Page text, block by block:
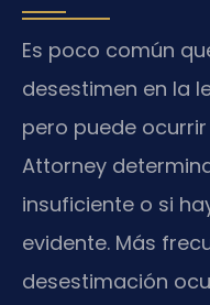
Es poco común
desestimen en la
pero puede
Attorney
insuficiente o si
evidente. Más
desestimación